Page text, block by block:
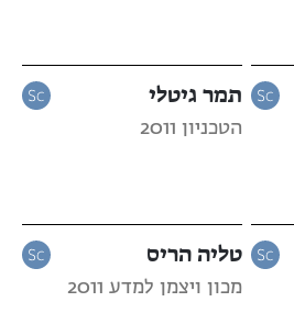
תמר גיטלי
הטכניון 2011
טליה הריס
מכון ויצמן למדע 2011